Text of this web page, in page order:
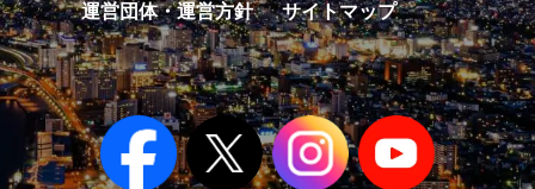
運営団体・運営方針
サイトマップ